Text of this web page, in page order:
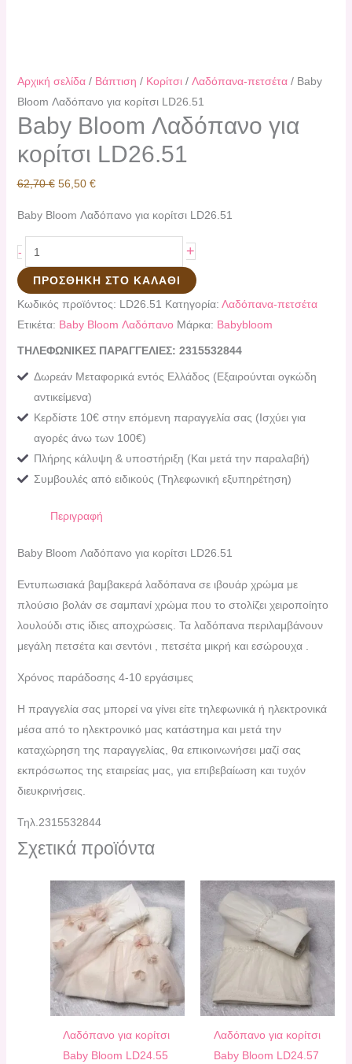
Αρχική σελίδα/ Βάπτιση / Κορίτσι/ Λαδόπανα-πετσέτα/ Baby
Bloom Λαδόπανο για κορίτσι LD26.51
Baby Bloom Λαδόπανο για
κορίτσι LD26.51
62,70€ 56,50 €
Baby Bloom Λαδόπανο για κορίτσι LD26.51
- +
ΠΡΟΣΘΉΚΗ ΣΤΟ ΚΑΛΆΘΙ
Κωδικός προϊόντος: LD26.51 Κατηγορία: Λαδόπανα-πετσέτα
Ετικέτα: Baby Bloom Λαδόπανο Μάρκα: Babybloom
ΤΗΛΕΦΩΝΙΚΕΣ ΠΑΡΑΓΓΕΛΙΕΣ: 2315532844
Δωρεάν Μεταφορικά εντός Ελλάδος (Εξαιρούνται ογκώδη
αντικείμενα)
Κερδίστε 10€ στην επόμενη παραγγελία σας (Ισχύει για
αγορές άνω των 100€)
Πλήρης κάλυψη & υποστήριξη (Και μετά την παραλαβή)
Συμβουλές από ειδικούς (Τηλεφωνική εξυπηρέτηση)
Περιγραφή
Baby Bloom Λαδόπανο για κορίτσι LD26.51
Εντυπωσιακά βαμβακερά λαδόπανα σε ιβουάρ χρώμα με
πλούσιο βολάν σε σαμπανί χρώμα που το στολίζει χειροποίητο
λουλούδι στις ίδιες αποχρώσεις. Τα λαδόπανα περιλαμβάνουν
μεγάλη πετσέτα και σεντόνι , πετσέτα μικρή και εσώρουχα .
Χρόνος παράδοσης 4-10 εργάσιμες
H πραγγελία σας μπορεί να γίνει είτε τηλεφωνικά ή ηλεκτρονικά
μέσα από το ηλεκτρονικό μας κατάστημα και μετά την
καταχώρηση της παραγγελίας, θα επικοινωνήσει μαζί σας
εκπρόσωπος της εταιρείας μας, για επιβεβαίωση και τυχόν
διευκρινήσεις.
Τηλ.2315532844
Σχετικά προϊόντα
Λαδόπανο για κορίτσι
Baby Bloom LD24.55
Λαδόπανο για κορίτσι
Baby Bloom LD24.57